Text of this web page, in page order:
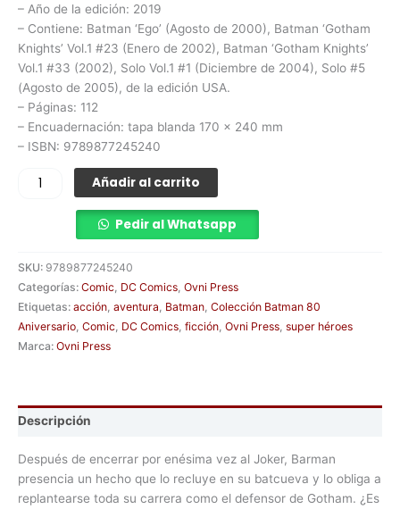
– Año de la edición: 2019
– Contiene: Batman ‘Ego’ (Agosto de 2000), Batman ‘Gotham
Knights’ Vol.1 #23 (Enero de 2002), Batman ‘Gotham Knights’
Vol.1 #33 (2002), Solo Vol.1 #1 (Diciembre de 2004), Solo #5
(Agosto de 2005), de la edición USA.
– Páginas: 112
– Encuadernación: tapa blanda 170 x 240 mm
– ISBN: 9789877245240
Añadir al carrito
Pedir al Whatsapp
SKU: 9789877245240
Categorías: Comic DC Comics Ovni Press
Etiquetas: acción aventura Batman Colección Batman 80
Aniversario Comic DC Comics ficción Ovni Press super héroes
Marca: Ovni Press
Descripción
Después de encerrar por enésima vez al Joker, Barman
presencia un hecho que lo recluye en su batcueva y lo obliga a
replantearse toda su carrera como el defensor de Gotham. ¿Es